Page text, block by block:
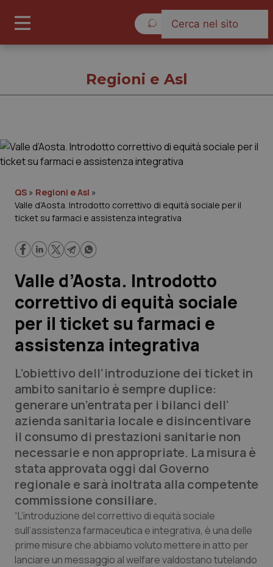
Governo e Parlamento
Regioni e Asl
Lavoro e Professioni
Scienza e Farmaci
Studi e Analisi
Lettere al direttore
Edizioni Regionali
QS Pro
Professionisti Sanitari.AI
Abruzzo
Basilicata
Calabria
QS Pro Gold
Artrite & artrosi
Asma & BPCO
QS Club Newsletter
Regioni e Asl
QS » Regioni e Asl »
Valle d’Aosta. Introdotto correttivo di equità sociale per il
ticket su farmaci e assistenza integrativa
Valle d’Aosta. Introdotto
correttivo di equità sociale
per il ticket su farmaci e
assistenza integrativa
L’obiettivo dell’introduzione dei ticket in
ambito sanitario è sempre duplice:
generare un’entrata per i bilanci dell’
azienda sanitaria locale e disincentivare
il consumo di prestazioni sanitarie non
necessarie e non appropriate. La misura è
stata approvata oggi dal Governo
regionale e sarà inoltrata alla competente
commissione consiliare.
“L’introduzione del correttivo di equità sociale
sull’assistenza farmaceutica e integrativa, è una delle
prime misure che abbiamo voluto mettere in atto per
lanciare un messaggio al welfare valdostano tutelando